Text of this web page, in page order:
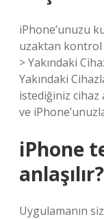
iPhone’unuzu
uzaktan kontrol
> Yakındaki
Yakındaki
istediğiniz cihaz
ve
iPhone
anlaşılır?
Uygulamanın